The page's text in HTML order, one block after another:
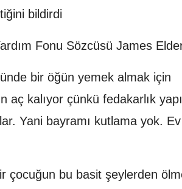
bildirdi
Fonu Sözcüsü James
bir öğün yemek almak için
aç kalıyor çünkü fedakarlık
Yani bayramı kutlama yok.
çocuğun bu basit şeylerden